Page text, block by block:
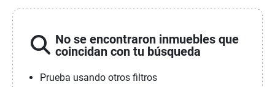
No se encontraron inmuebles que
coincidan con tu búsqueda
Prueba usando otros filtros